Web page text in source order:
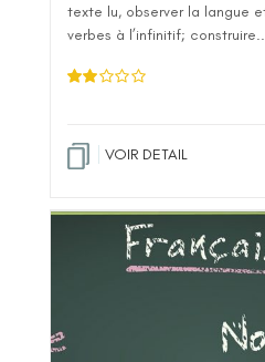
texte lu, observer la langue
verbes à l’infinitif;
VOIR DETAIL